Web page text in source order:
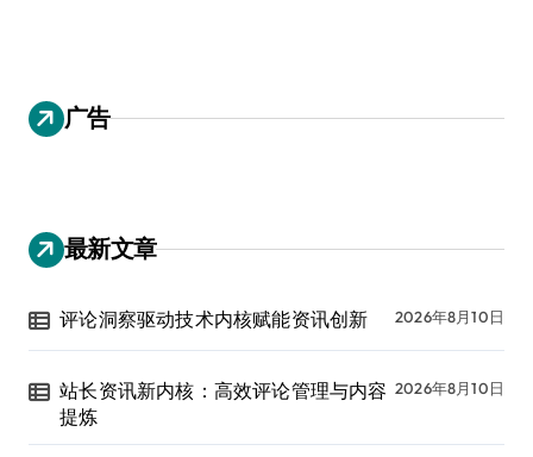
广告
最新文章
评论洞察驱动技术内核赋能资讯创新 2026年8月10日
站长资讯新内核：高效评论管理与内容
提炼
2026年8月10日